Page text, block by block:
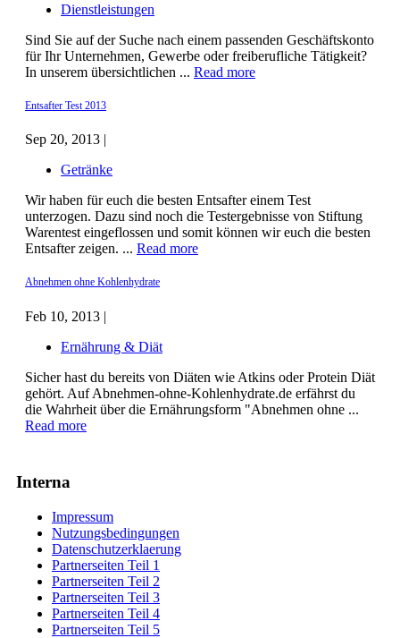
Dienstleistungen
Sind Sie auf der Suche nach einem passenden Geschäftskonto
für Ihr Unternehmen, Gewerbe oder freiberufliche Tätigkeit?
In unserem übersichtlichen ... Read more
Entsafter Test 2013
Sep 20, 2013 |
Getränke
Wir haben für euch die besten Entsafter einem Test
unterzogen. Dazu sind noch die Testergebnisse von Stiftung
Warentest eingeflossen und somit können wir euch die besten
Entsafter zeigen. ... Read more
Abnehmen ohne Kohlenhydrate
Feb 10, 2013 |
Ernährung & Diät
Sicher hast du bereits von Diäten wie Atkins oder Protein Diät
gehört. Auf Abnehmen-ohne-Kohlenhydrate.de erfährst du
die Wahrheit über die Ernährungsform "Abnehmen ohne ...
Read more
Interna
Impressum
Nutzungsbedingungen
Datenschutzerklaerung
Partnerseiten Teil 1
Partnerseiten Teil 2
Partnerseiten Teil 3
Partnerseiten Teil 4
Partnerseiten Teil 5